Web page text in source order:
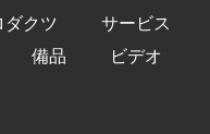
ダクツ
サービス
備品
ビデオ